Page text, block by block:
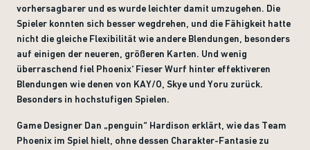
vorhersagbarer und es wurde leichter damit umzugehen. Die
Spieler konnten sich besser wegdrehen, und die Fähigkeit hatte
nicht die gleiche Flexibilität wie andere Blendungen, besonders
auf einigen der neueren, größeren Karten. Und wenig
überraschend fiel Phoenix‘ Fieser Wurf hinter effektiveren
Blendungen wie denen von KAY/O, Skye und Yoru zurück.
Besonders in hochstufigen Spielen.
Game Designer Dan „penguin“ Hardison erklärt, wie das Team
Phoenix im Spiel hielt, ohne dessen Charakter-Fantasie zu